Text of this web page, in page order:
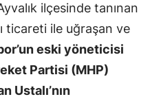
ilçesinde tanınan
ticareti ile uğraşan ve
eski yöneticisi
Partisi (MHP)
Ustalı’nın